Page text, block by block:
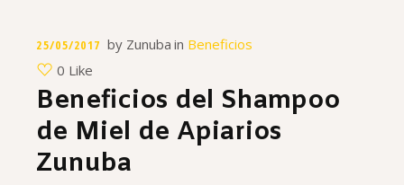
25/05/2017 by Zunuba in Beneficios
0 Like
Beneficios del Shampoo
de Miel de Apiarios
Zunuba